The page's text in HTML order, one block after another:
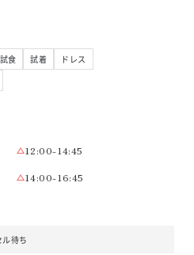
試食 試着
ドレス
12:00-14:45
14:00-16:45
待ち